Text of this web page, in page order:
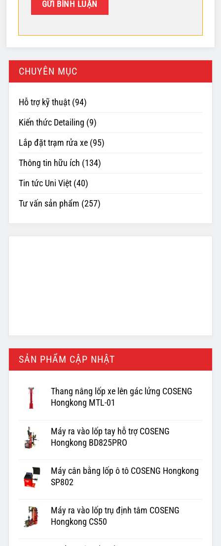
CHUYÊN MỤC
Hỗ trợ kỹ thuật (94)
Kiến thức Detailing (9)
Lắp đặt trạm rửa xe (95)
Thông tin hữu ích (134)
Tin tức Uni Việt (40)
Tư vấn sản phẩm (257)
SẢN PHẨM CẬP NHẬT
Thang nâng lốp xe lên gác lửng COSENG
Hongkong MTL-01
Máy ra vào lốp tay hỗ trợ COSENG
Hongkong BD825PRO
Máy cân bằng lốp ô tô COSENG Hongkong
SP802
Máy ra vào lốp trụ định tâm COSENG
Hongkong CS50